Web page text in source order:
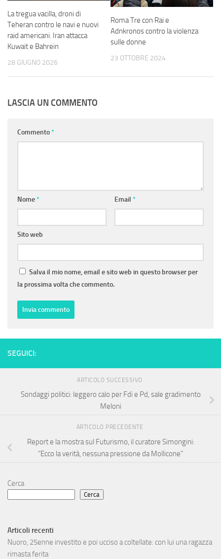
La tregua vacilla, droni di
Teheran contro le navi e nuovi
raid americani. Iran attacca
Kuwait e Bahrein
28 GIUGNO 2026
Roma Tre con Rai e
Adnkronos contro la violenza
sulle donne
23 OTTOBRE 2024
LASCIA UN COMMENTO
Commento*
Nome* Email *
Sito web
Salva il mio nome, email e sito web in questo browser per
la prossima volta che commento.
SEGUICI:
ARTICOLO SUCCESSIVO
Sondaggi politici: leggero calo per Fdi e Pd, sale gradimento
Meloni
ARTICOLO PRECEDENTE
Report e la mostra sul Futurismo, il curatore Simongini:
“Ecco la verità, nessuna pressione da Mollicone”
Cerca
Cerca
Articoli recenti
Nuoro, 25enne investito e poi ucciso a coltellate: con lui una ragazza
rimasta ferita